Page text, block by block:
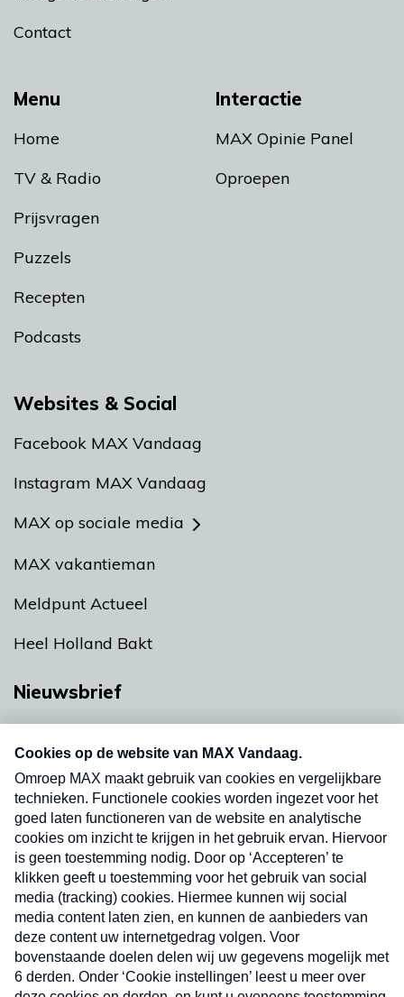
Menu
Home
TV & Radio
Prijsvragen
Puzzels
Recepten
Podcasts
Interactie
MAX Opinie Panel
Oproepen
Contact
Websites & Social
Facebook MAX Vandaag
Instagram MAX Vandaag
MAX op sociale media
MAX vakantieman
Meldpunt Actueel
Heel Holland Bakt
Nieuwsbrief
nieuwsbrief. Elke vrijdag- en dinsdagochtend in
uw mailbox.
Verzend
Nieuwsbrief